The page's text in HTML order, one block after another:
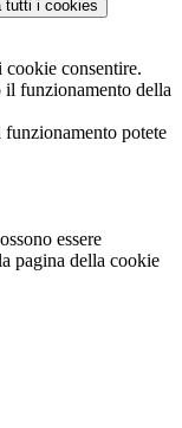
tutti i cookies
cookie consentire.
il funzionamento della
funzionamento potete
essere
pagina della cookie